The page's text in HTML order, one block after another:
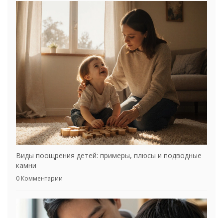
Виды поощрения детей: примеры, плюсы и подводные
камни
0 Комментарии